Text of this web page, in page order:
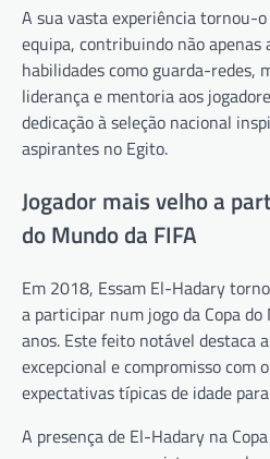
A sua vasta experiência tornou-
equipa, contribuindo não apenas
habilidades como guarda-redes,
liderança e mentoria aos
dedicação à seleção nacional
aspirantes no Egito.
Jogador mais velho a
do Mundo da FIFA
Em 2018, Essam El-Hadary
a participar num jogo da Copa do
anos. Este feito notável destaca
excepcional e compromisso com
expectativas típicas de idade
A presença de El-Hadary na